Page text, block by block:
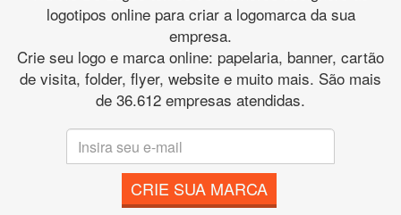
logotipos online para criar a logomarca da sua
empresa.
Crie seu logo e marca online: papelaria, banner, cartão
de visita, folder, flyer, website e muito mais. São mais
de 36.612 empresas atendidas.
CRIE SUA MARCA